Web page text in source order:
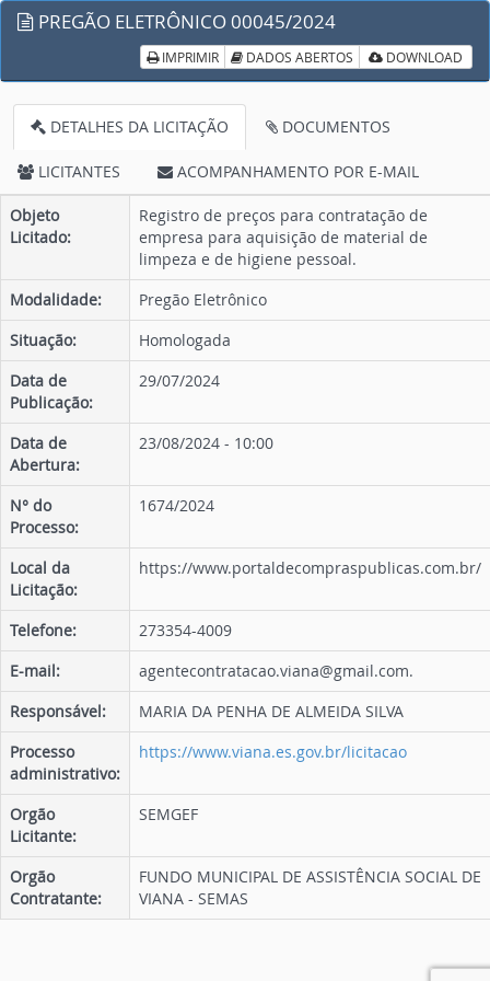
PREGÃO ELETRÔNICO 00045/2024
IMPRIMIR DADOS ABERTOS DOWNLOAD
DETALHES DA LICITAÇÃO DOCUMENTOS
LICITANTES ACOMPANHAMENTO POR E-MAIL
Objeto
Licitado:
Registro de preços para contratação de
empresa para aquisição de material de
limpeza e de higiene pessoal.
Modalidade:
Pregão Eletrônico
Situação:
Homologada
Data de
Publicação:
29/07/2024
Data de
Abertura:
23/08/2024 - 10:00
N° do
Processo:
1674/2024
Local da
Licitação:
https://www.portaldecompraspublicas.com.br/
Telefone:
273354-4009
E-mail:
agentecontratacao.viana@gmail.com.
Responsável:
MARIA DA PENHA DE ALMEIDA SILVA
Processo
administrativo:
https://www.viana.es.gov.br/licitacao
Orgão
Licitante:
SEMGEF
Orgão
Contratante:
FUNDO MUNICIPAL DE ASSISTÊNCIA SOCIAL DE
VIANA - SEMAS